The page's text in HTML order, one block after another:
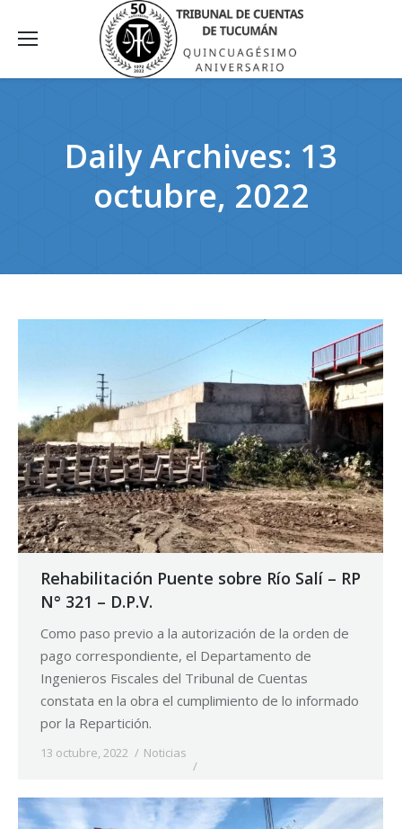
Daily Archives: 13
octubre, 2022
Rehabilitación Puente sobre Río Salí – RP
N° 321 – D.P.V.
Como paso previo a la autorización de la orden de
pago correspondiente, el Departamento de
Ingenieros Fiscales del Tribunal de Cuentas
constata en la obra el cumplimiento de lo informado
por la Repartición.
13 octubre, 2022 Noticias